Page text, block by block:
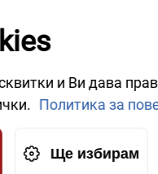
will contact you
и Ви дава
Политика за
Ще избирам